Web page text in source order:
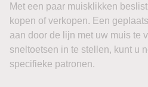
Met een paar muisklikken
kopen of verkopen. Een
aan door de lijn met uw muis te
sneltoetsen in te stellen, kunt u
specifieke patronen.